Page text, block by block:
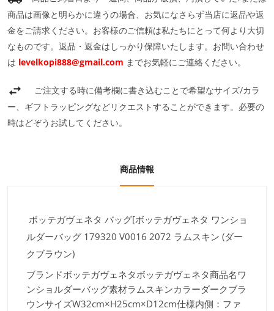
商品は画像と明らかに違うの場合、お気になさらず当店に返品や返
金をご請求ください。お客様のご信頼は私たちにとって何より大切
なものです。返品・返金はしっかり保障いたします。お問い合わせ
は levelkopi888@gmail.com までお気軽にご連絡ください。
ご注文する時に備考欄に書き込むことで希望なサイズ/カラ
ー、ギフトラッピングなどリクエストすることができます。必要の
時はどぞうお試してください。
商品情報
ボッテガヴェネタ バッグ[ボッテガヴェネタ ワンショ
ルダーバッグ 179320 V0016 2072 ラムスキン (ダー
クブラウン)
ブランドボッテガヴェネタボッテガヴェネタ商品名 ワ
ンショルダーバッグ素材ラムスキンカラーダークブラ
ウンサイズW32cm×H25cm×D12cm仕様内側：ファ